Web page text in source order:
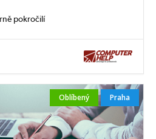
pokročilí
Oblíbený Praha